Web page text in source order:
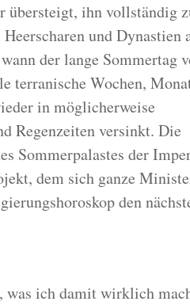
übersteigt, ihn vollständig
und Dynastien
der lange Sommertag
terranische Wochen,
in möglicherweise
Regenzeiten versinkt. Die
Sommerpalastes der
dem sich ganze
den
ich damit wirklich